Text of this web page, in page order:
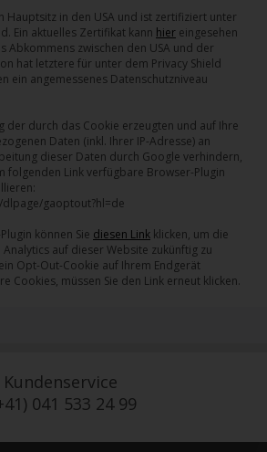
Hauptsitz in den USA und ist zertifiziert unter
Ein aktuelles Zertifikat kann hier eingesehen
Abkommens zwischen den USA und der
hat letztere für unter dem Privacy Shield
ein angemessenes Datenschutzniveau
der durch das Cookie erzeugten und auf Ihre
Daten (inkl. Ihrer IP-Adresse) an
dieser Daten durch Google verhindern,
folgenden Link verfügbare Browser-Plugin
gaoptout?hl=de
können Sie diesen Link klicken, um die
auf dieser Website zukünftig zu
Opt-Out-Cookie auf Ihrem Endgerät
Cookies, müssen Sie den Link erneut klicken.
Kundenservice
041 533 24 99